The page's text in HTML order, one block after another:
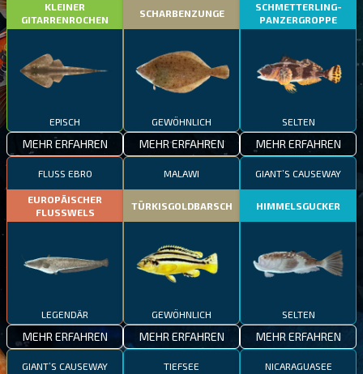
KLEINER
GITARRENROCHEN
EPISCH
MEHR ERFAHREN
SCHARBENZUNGE
GEWÖHNLICH
MEHR ERFAHREN
SCHMETTERLING-
PANZERGROPPE
SELTEN
MEHR ERFAHREN
FLUSS EBRO
EUROPÄISCHER
FLUSSWELS
LEGENDÄR
MEHR ERFAHREN
MALAWI
TÜRKISGOLDBARSCH
GEWÖHNLICH
MEHR ERFAHREN
GIANT’S CAUSEWAY
HIMMELSGUCKER
SELTEN
MEHR ERFAHREN
GIANT’S CAUSEWAY TIEFSEE NICARAGUASEE